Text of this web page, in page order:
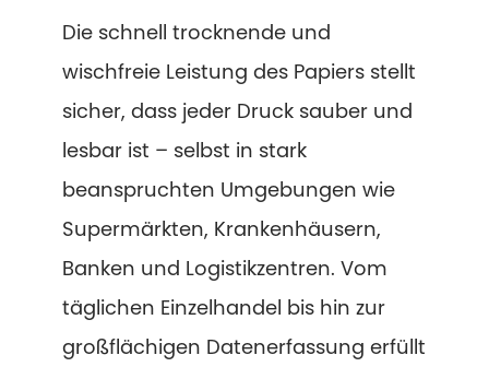
Die schnell trocknende und
wischfreie Leistung des Papiers stellt
sicher, dass jeder Druck sauber und
lesbar ist – selbst in stark
beanspruchten Umgebungen wie
Supermärkten, Krankenhäusern,
Banken und Logistikzentren. Vom
täglichen Einzelhandel bis hin zur
großflächigen Datenerfassung erfüllt